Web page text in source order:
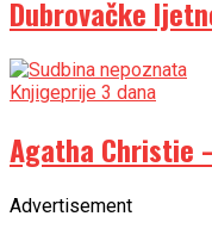
Dubrovačke
Knjigeprije 3 dana
Agatha Christie
Advertisement